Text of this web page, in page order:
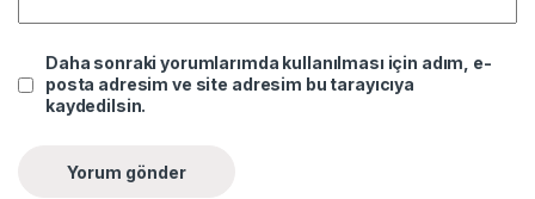
Daha sonraki yorumlarımda kullanılması için adım, e-
posta adresim ve site adresim bu tarayıcıya
kaydedilsin.